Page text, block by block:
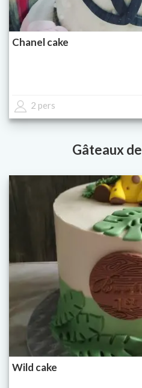
Chanel cake
2 pers
Gâteaux
Wild cake